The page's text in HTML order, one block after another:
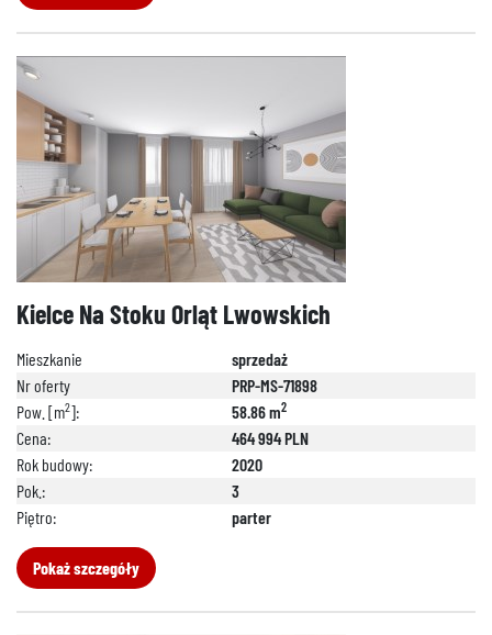
Kielce Na Stoku Orląt Lwowskich
Mieszkanie
sprzedaż
Nr oferty
PRP-MS-71898
Pow. [m2]: 58.86 m2
Cena:
464 994 PLN
Rok budowy:
2020
Pok.:
3
Piętro:
parter
Pokaż szczegóły